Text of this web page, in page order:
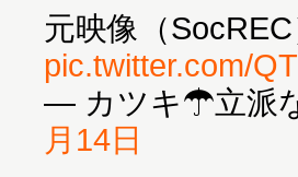
元映像（SocREC
pic.twitter.com/
— カツキ☂立派
月14日